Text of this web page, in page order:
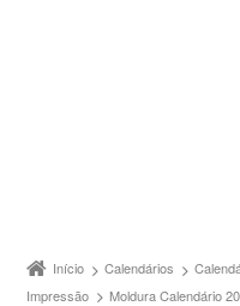
Início Calendários
Impressão
Moldura Calendário